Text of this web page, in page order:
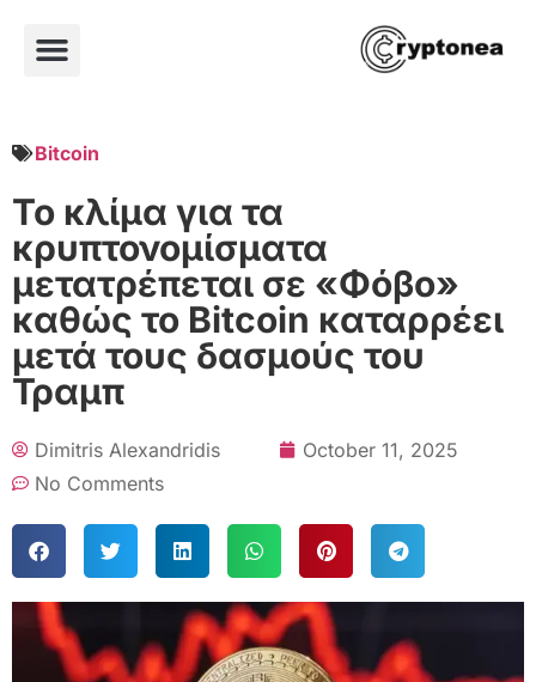
Bitcoin
Το κλίμα για τα
κρυπτονομίσματα
μετατρέπεται σε «Φόβο»
καθώς το Bitcoin καταρρέει
μετά τους δασμούς του
Τραμπ
Dimitris Alexandridis
October 11, 2025
No Comments